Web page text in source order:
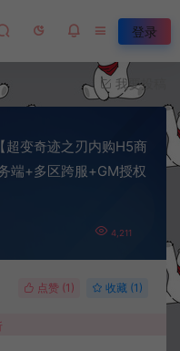
登录
我要投稿
超变奇迹之刃内购H5商
端+多区跨服+GM授权
4,211
点赞 (1 ) 收藏 (1)